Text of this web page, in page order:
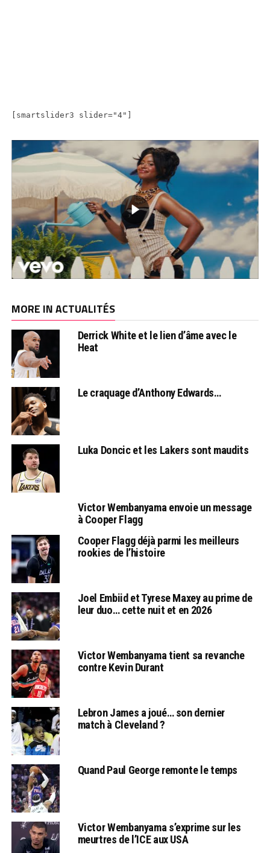
[smartslider3 slider="4"]
MORE IN ACTUALITÉS
Derrick White et le lien d’âme avec le
Heat
Le craquage d’Anthony Edwards…
Luka Doncic et les Lakers sont maudits
Victor Wembanyama envoie un message
à Cooper Flagg
Cooper Flagg déjà parmi les meilleurs
rookies de l’histoire
Joel Embiid et Tyrese Maxey au prime de
leur duo… cette nuit et en 2026
Victor Wembanyama tient sa revanche
contre Kevin Durant
Lebron James a joué… son dernier
match à Cleveland ?
Quand Paul George remonte le temps
Victor Wembanyama s’exprime sur les
meurtres de l’ICE aux USA